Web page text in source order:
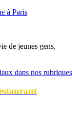
à Paris
de jeunes gens,
dans nos rubriques